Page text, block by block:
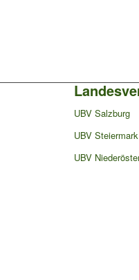
UBV Salzburg
UBV Steiermark
UBV